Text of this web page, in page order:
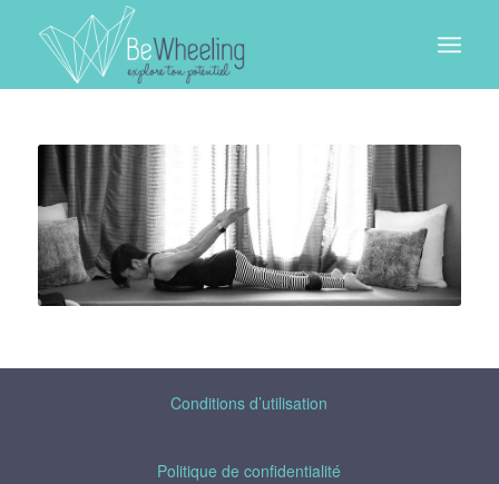
Conditions d’utilisation
Politique de confidentialité